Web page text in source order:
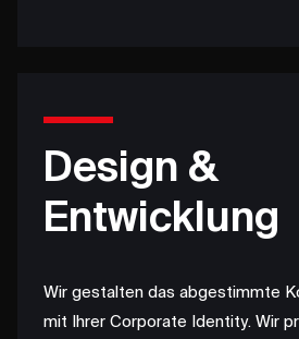
Design &
Entwicklung
Wir gestalten das abgestimmte
mit Ihrer Corporate Identity. Wir